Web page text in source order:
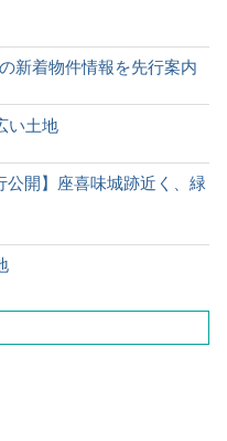
新着物件情報を先行案内
い土地
開】座喜味城跡近く、緑